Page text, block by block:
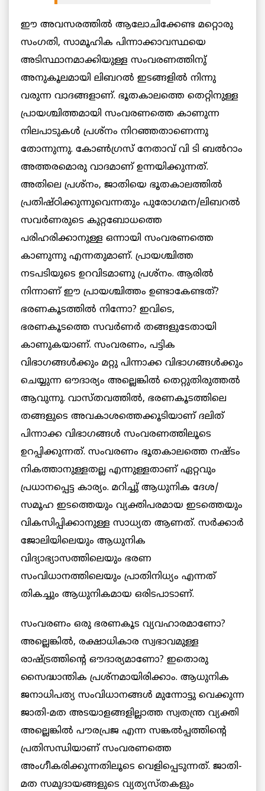
ഈ അവസരത്തില്‍ ആലോചിക്കേണ്ട മറ്റൊരു
സംഗതി, സാമൂഹിക പിന്നാക്കാവസ്ഥയെ
അടിസ്ഥാനമാക്കിയുള്ള സംവരണത്തിനു്
അനുകൂലമായി ലിബറല്‍ ഇടങ്ങളില്‍ നിന്നു
വരുന്ന വാദങ്ങളാണ്. ഭൂതകാലത്തെ തെറ്റിനുള്ള
പ്രായശ്ചിത്തമായി സംവരണത്തെ കാണുന്ന
നിലപാടുകള്‍ പ്രശ്നം നിറഞ്ഞതാണെന്നു
തോന്നുന്നു. കോൺഗ്രസ് നേതാവ് വി ടി ബല്‍റാം
അത്തരമൊരു വാദമാണ് ഉന്നയിക്കുന്നത്.
അതിലെ പ്രശ്നം, ജാതിയെ ഭൂതകാലത്തില്‍
പ്രതിഷ്ഠിക്കുന്നുവെന്നതും പുരോഗമന/ലിബറല്‍
സവര്‍ണരുടെ കുറ്റബോധത്തെ
പരിഹരിക്കാനുള്ള ഒന്നായി സംവരണത്തെ
കാണുന്നു എന്നതുമാണ്. പ്രായശ്ചിത്ത
നടപടിയുടെ ഉറവിടമാണു പ്രശ്നം. ആരില്‍
നിന്നാണ് ഈ പ്രായശ്ചിത്തം ഉണ്ടാകേണ്ടത്?
ഭരണകൂടത്തില്‍ നിന്നോ? ഇവിടെ,
ഭരണകൂടത്തെ സവര്‍ണര്‍ തങ്ങളുടേതായി
കാണുകയാണ്. സംവരണം, പട്ടിക
വിഭാഗങ്ങള്‍ക്കും മറ്റു പിന്നാക്ക വിഭാഗങ്ങള്‍ക്കും
ചെയ്യുന്ന ഔദാര്യം അല്ലെങ്കില്‍ തെറ്റുതിരുത്തല്‍
ആവുന്നു. വാസ്തവത്തിൽ, ഭരണകൂടത്തിലെ
തങ്ങളുടെ അവകാശത്തെക്കൂടിയാണ് ദലിത്
പിന്നാക്ക വിഭാഗങ്ങൾ സംവരണത്തിലൂടെ
ഉറപ്പിക്കുന്നത്. സംവരണം ഭൂതകാലത്തെ നഷ്ടം
നികത്താനുള്ളതല്ല എന്നുള്ളതാണ് ഏറ്റവും
പ്രധാനപ്പെട്ട കാര്യം. മറിച്ചു് ആധുനിക ദേശ/
സമൂഹ ഇടത്തെയും വ്യക്തിപരമായ ഇടത്തെയും
വികസിപ്പിക്കാനുള്ള സാധ്യത ആണത്. സര്‍ക്കാര്‍
ജോലിയിലെയും ആധുനിക
വിദ്യാഭ്യാസത്തിലെയും ഭരണ
സംവിധാനത്തിലെയും പ്രാതിനിധ്യം എന്നത്
തികച്ചും ആധുനികമായ ഒരിടപാടാണ്.
സംവരണം ഒരു ഭരണകൂട വ്യവഹാരമാണോ?
അല്ലെങ്കില്‍, രക്ഷാധികാര സ്വഭാവമുള്ള
രാഷ്ട്രത്തിന്റെ ഔദാര്യമാണോ? ഇതൊരു
സൈദ്ധാന്തിക പ്രശ്നമായിരിക്കാം. ആധുനിക
ജനാധിപത്യ സംവിധാനങ്ങള്‍ മുന്നോട്ടു വെക്കുന്ന
ജാതി-മത അടയാളങ്ങളില്ലാത്ത സ്വതന്ത്ര വ്യക്തി
അല്ലെങ്കില്‍ പൗരപ്രജ എന്ന സങ്കല്‍പ്പത്തിന്റെ
പ്രതിസന്ധിയാണ് സംവരണത്തെ
അംഗീകരിക്കുന്നതിലൂടെ വെളിപ്പെടുന്നത്. ജാതി-
മത സമുദായങ്ങളുടെ വ്യത്യസ്തകളും